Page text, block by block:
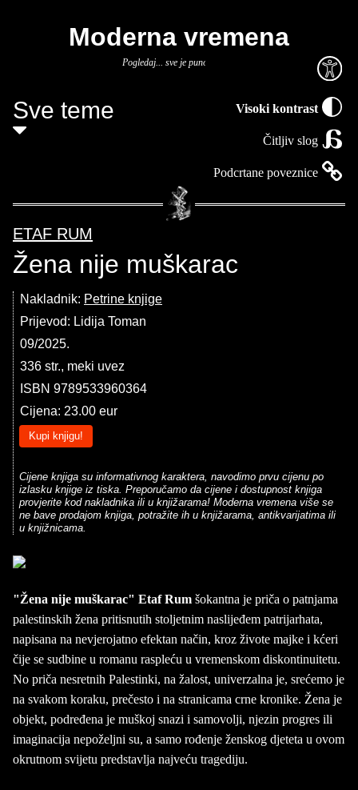
Visoki kontrast
Čitljiv slog
Podcrtane poveznice
Moderna vremena
Pogledaj... sve je puno knjiga.
Sve teme
ETAF RUM
Žena nije muškarac
Nakladnik: Petrine knjige
Prijevod: Lidija Toman
09/2025.
336 str., meki uvez
ISBN 9789533960364
Cijena: 23.00 eur
Kupi knjigu!
Cijene knjiga su informativnog karaktera, navodimo prvu cijenu po
izlasku knjige iz tiska. Preporučamo da cijene i dostupnost knjiga
provjerite kod nakladnika ili u knjižarama! Moderna vremena više se
ne bave prodajom knjiga, potražite ih u knjižarama, antikvarijatima ili
u knjižnicama.
"Žena nije muškarac" Etaf Rum šokantna je priča o patnjama
palestinskih žena pritisnutih stoljetnim naslijeđem patrijarhata,
napisana na nevjerojatno efektan način, kroz živote majke i kćeri
čije se sudbine u romanu raspleću u vremenskom diskontinuitetu.
No priča nesretnih Palestinki, na žalost, univerzalna je, srećemo je
na svakom koraku, prečesto i na stranicama crne kronike. Žena je
objekt, podređena je muškoj snazi i samovolji, njezin progres ili
imaginacija nepoželjni su, a samo rođenje ženskog djeteta u ovom
okrutnom svijetu predstavlja najveću tragediju.